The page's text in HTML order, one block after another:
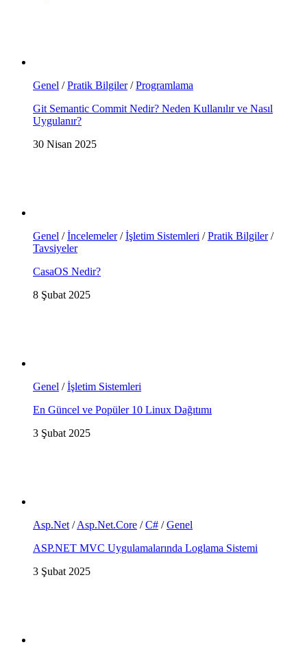
Genel /Pratik Bilgiler/Programlama
Git Semantic Commit Nedir? Neden Kullanılır ve Nasıl
Uygulanır?
30 Nisan 2025
Genel /İncelemeler/İşletim Sistemleri /Pratik Bilgiler/
Tavsiyeler
CasaOS Nedir?
8 Şubat 2025
Genel /İşletim Sistemleri
En Güncel ve Popüler 10 Linux Dağıtımı
3 Şubat 2025
Asp.Net /Asp.Net.Core /C# /Genel
ASP.NET MVC Uygulamalarında Loglama Sistemi
3 Şubat 2025